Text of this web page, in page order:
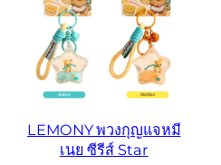
LEMONY พวงกุญแจหมี
เนย ซีรีส์ Star